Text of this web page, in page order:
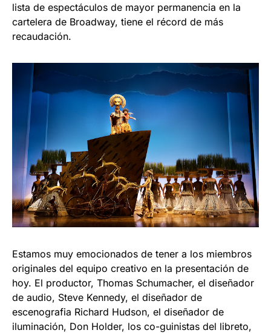
lista de espectáculos de mayor permanencia en la
cartelera de Broadway, tiene el récord de más
recaudación.
Estamos muy emocionados de tener a los miembros
originales del equipo creativo en la presentación de
hoy. El productor, Thomas Schumacher, el diseñador
de audio, Steve Kennedy, el diseñador de
escenografia Richard Hudson, el diseñador de
iluminación, Don Holder, los co-guinistas del libreto,